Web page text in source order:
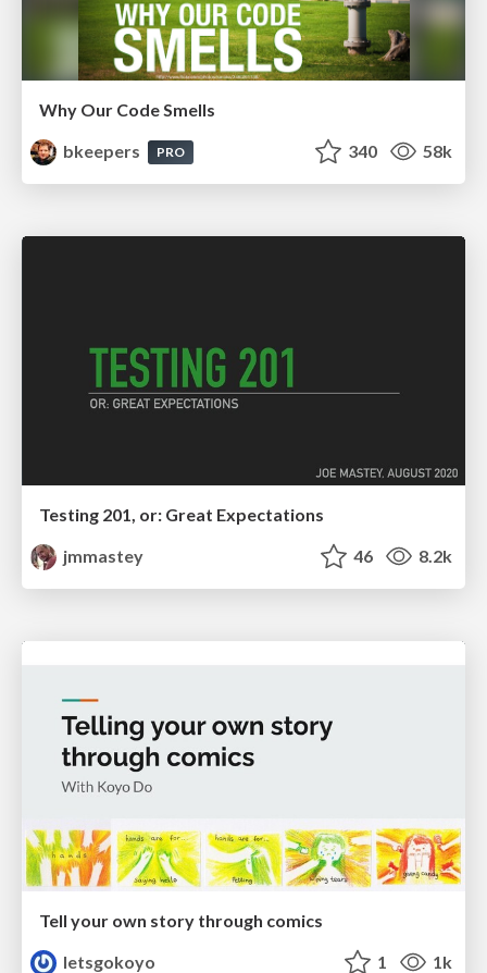
Why Our Code Smells
bkeepers
PRO 340 58k
Testing 201, or: Great Expectations
jmmastey
46 8.2k
Tell your own story through comics
letsgokoyo
1 1k